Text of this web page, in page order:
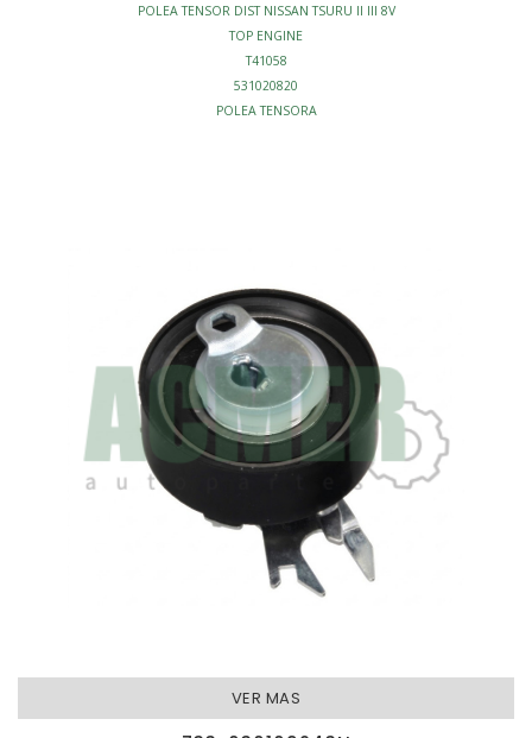
POLEA TENSOR DIST NISSAN TSURU II III 8V
TOP ENGINE
T41058
531020820
POLEA TENSORA
VER MAS